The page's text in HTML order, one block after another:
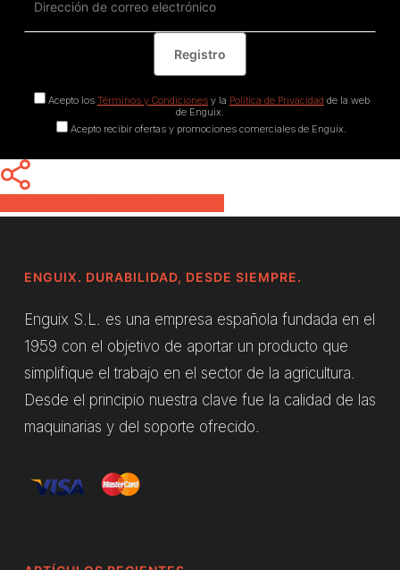
Acepto los Términos y Condicionesy la Política de Privacidad de la web
de Enguix.
Acepto recibir ofertas y promociones comerciales de Enguix.
ENGUIX. DURABILIDAD, DESDE SIEMPRE.
Enguix S.L. es una empresa española fundada en el
1959 con el objetivo de aportar un producto que
simplifique el trabajo en el sector de la agricultura.
Desde el principio nuestra clave fue la calidad de las
maquinarias y del soporte ofrecido.